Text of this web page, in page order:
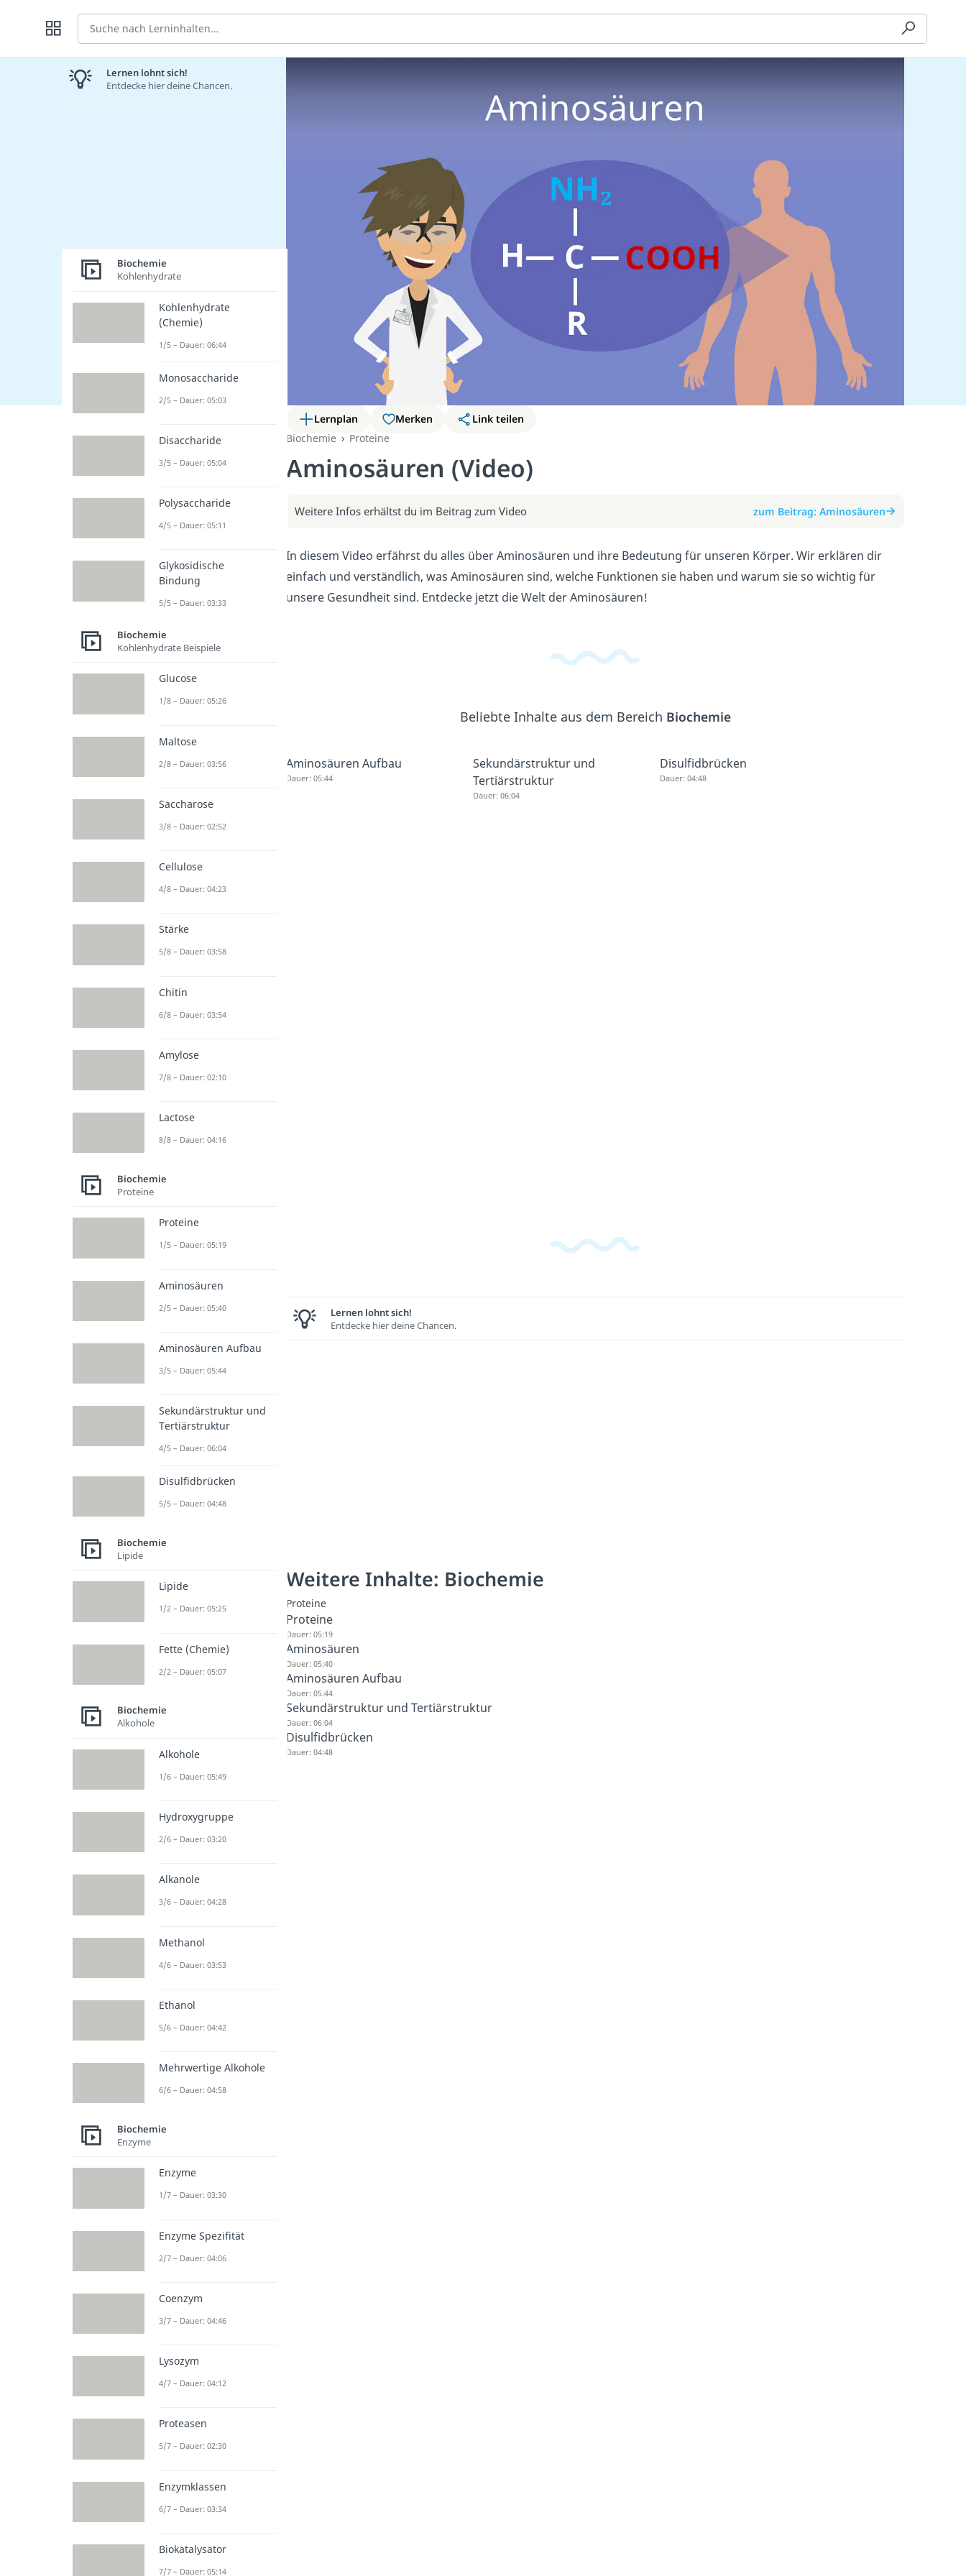
Suche
Lernplan Merken
Link teilen
Biochemie
Proteine
Aminosäuren (Video)
Weitere Infos erhältst du im Beitrag zum Video zum Beitrag: Aminosäuren
In diesem Video erfährst du alles über Aminosäuren und ihre Bedeutung für unseren Körper. Wir erklären dir
einfach und verständlich, was Aminosäuren sind, welche Funktionen sie haben und warum sie so wichtig für
unsere Gesundheit sind. Entdecke jetzt die Welt der Aminosäuren!
Beliebte Inhalte aus dem Bereich Biochemie
Aminosäuren Aufbau
Dauer: 05:44
Sekundärstruktur und
Tertiärstruktur
Dauer: 06:04
Disulfidbrücken
Dauer: 04:48
Lernen lohnt sich!
Entdecke hier deine Chancen.
Weitere Inhalte: Biochemie
Proteine
Proteine
Dauer: 05:19
Aminosäuren
Dauer: 05:40
Aminosäuren Aufbau
Dauer: 05:44
Sekundärstruktur und Tertiärstruktur
Dauer: 06:04
Disulfidbrücken
Dauer: 04:48
Lernen lohnt sich!
Entdecke hier deine Chancen.
Biochemie
Kohlenhydrate
Kohlenhydrate
(Chemie)
1/5 – Dauer: 06:44
Monosaccharide
2/5 – Dauer: 05:03
Disaccharide
3/5 – Dauer: 05:04
Polysaccharide
4/5 – Dauer: 05:11
Glykosidische
Bindung
5/5 – Dauer: 03:33
Biochemie
Kohlenhydrate Beispiele
Glucose
1/8 – Dauer: 05:26
Maltose
2/8 – Dauer: 03:56
Saccharose
3/8 – Dauer: 02:52
Cellulose
4/8 – Dauer: 04:23
Stärke
5/8 – Dauer: 03:58
Chitin
6/8 – Dauer: 03:54
Amylose
7/8 – Dauer: 02:10
Lactose
8/8 – Dauer: 04:16
Biochemie
Proteine
Proteine
1/5 – Dauer: 05:19
Aminosäuren
2/5 – Dauer: 05:40
Aminosäuren Aufbau
3/5 – Dauer: 05:44
Sekundärstruktur und
Tertiärstruktur
4/5 – Dauer: 06:04
Disulfidbrücken
5/5 – Dauer: 04:48
Biochemie
Lipide
Lipide
1/2 – Dauer: 05:25
Fette (Chemie)
2/2 – Dauer: 05:07
Biochemie
Alkohole
Alkohole
1/6 – Dauer: 05:49
Hydroxygruppe
2/6 – Dauer: 03:20
Alkanole
3/6 – Dauer: 04:28
Methanol
4/6 – Dauer: 03:53
Ethanol
5/6 – Dauer: 04:42
Mehrwertige Alkohole
6/6 – Dauer: 04:58
Biochemie
Enzyme
Enzyme
1/7 – Dauer: 03:30
Enzyme Spezifität
2/7 – Dauer: 04:06
Coenzym
3/7 – Dauer: 04:46
Lysozym
4/7 – Dauer: 04:12
Proteasen
5/7 – Dauer: 02:30
Enzymklassen
6/7 – Dauer: 03:34
Biokatalysator
7/7 – Dauer: 05:14